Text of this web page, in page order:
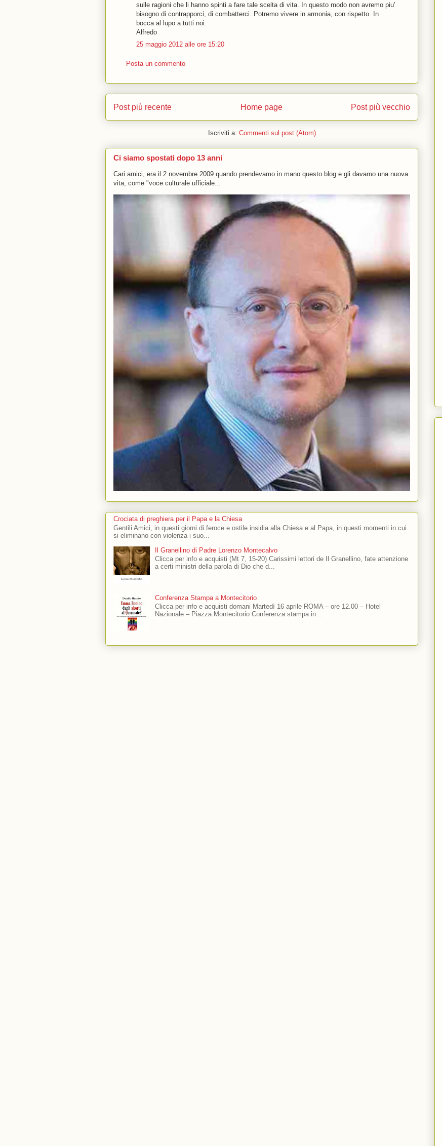
sulle ragioni che li hanno spinti a fare tale scelta di vita. In questo modo non avremo piu'
bisogno di contrapporci, di combatterci. Potremo vivere in armonia, con rispetto. In
bocca al lupo a tutti noi.
Alfredo
25 maggio 2012 alle ore 15:20
Posta un commento
Post più recente Post più vecchio
Home page
Iscriviti a: Commenti sul post (Atom)
Ci siamo spostati dopo 13 anni
Cari amici, era il 2 novembre 2009 quando prendevamo in mano questo blog e gli davamo una nuova
vita, come "voce culturale ufficiale...
Crociata di preghiera per il Papa e la Chiesa
Gentili Amici, in questi giorni di feroce e ostile insidia alla Chiesa e al Papa, in questi momenti in cui
si eliminano con violenza i suo...
Il Granellino di Padre Lorenzo Montecalvo
Clicca per info e acquisti (Mt 7, 15-20) Carissimi lettori de Il Granellino, fate attenzione
a certi ministri della parola di Dio che d...
Conferenza Stampa a Montecitorio
Clicca per info e acquisti domani Martedì 16 aprile ROMA – ore 12.00 – Hotel
Nazionale – Piazza Montecitorio Conferenza stampa in...